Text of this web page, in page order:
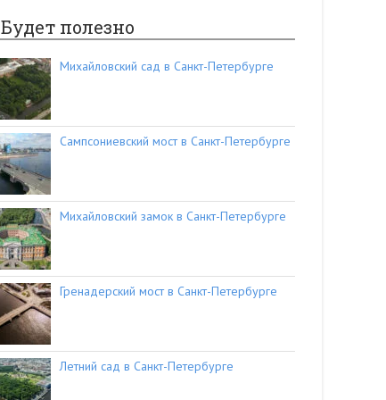
Будет полезно
Михайловский сад в Санкт-Петербурге
Сампсониевский мост в Санкт-Петербурге
Михайловский замок в Санкт-Петербурге
Гренадерский мост в Санкт-Петербурге
Летний сад в Санкт-Петербурге